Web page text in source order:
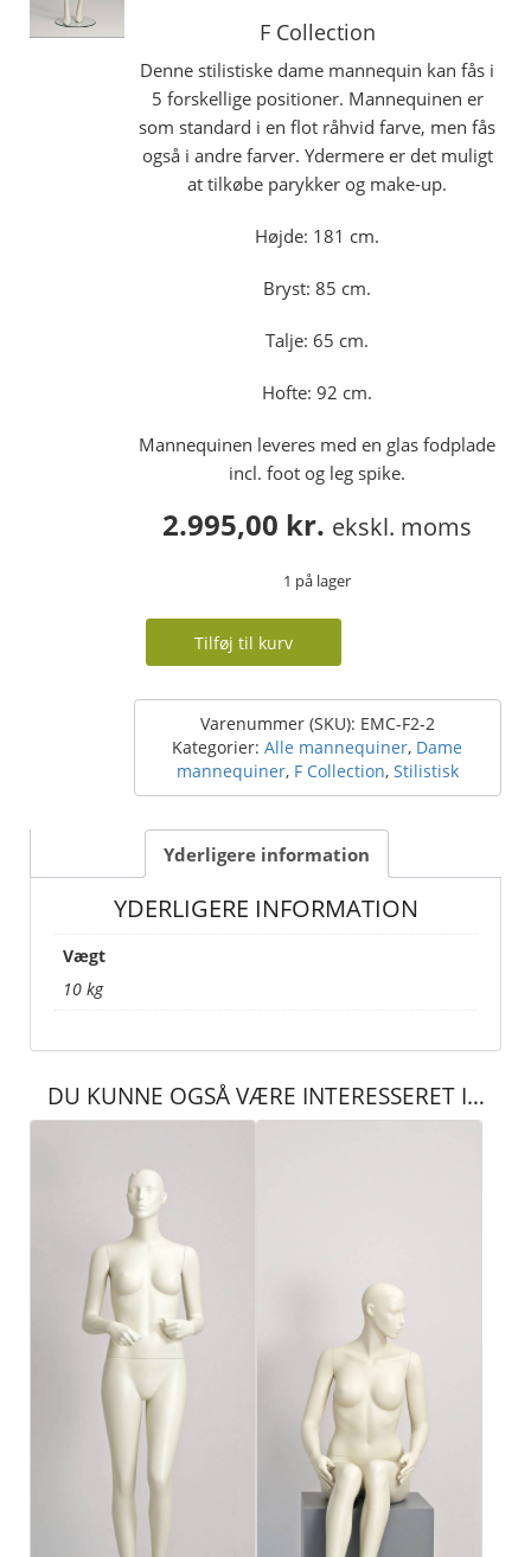
F Collection
Denne stilistiske dame mannequin kan fås i
5 forskellige positioner. Mannequinen er
som standard i en flot råhvid farve, men fås
også i andre farver. Ydermere er det muligt
at tilkøbe parykker og make-up.
Højde: 181 cm.
Bryst: 85 cm.
Talje: 65 cm.
Hofte: 92 cm.
Mannequinen leveres med en glas fodplade
incl. foot og leg spike.
2.995,00 kr. ekskl. moms
1 på lager
Dame
mannequin
flot
38
Tilføj til kurv
Varenummer (SKU): EMC-F2-2
Kategorier:Alle mannequiner, Dame
mannequiner, F Collection, Stilistisk
Yderligere information
YDERLIGERE INFORMATION
Vægt
10 kg
DU KUNNE OGSÅ VÆRE INTERESSERET I…